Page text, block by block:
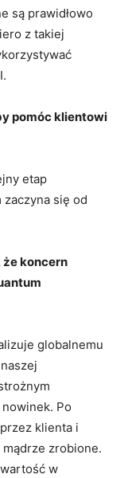
są prawidłowo
z takiej
pomóc klientowi
etap
się od
że koncern
globalnemu
Po
klienta i
zrobione.
w